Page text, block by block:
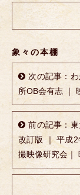
象々の本棚
次の記事：
所OB会有志 ｜
前の記事：
改訂版 ｜ 平成
撮映像研究会｜